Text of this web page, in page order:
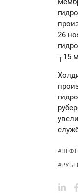
26
┬15
#
#